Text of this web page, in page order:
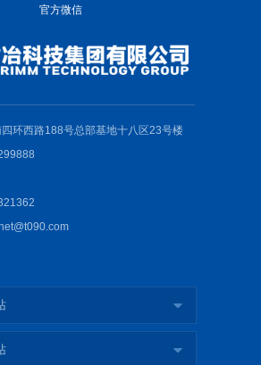
官方微信
环西路188号总部基地十八区23号楼